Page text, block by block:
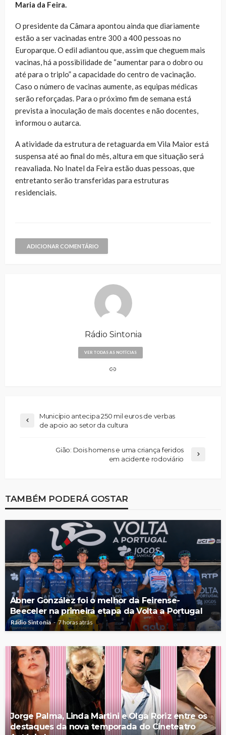
Maria da Feira.
O presidente da Câmara apontou ainda que diariamente
estão a ser vacinadas entre 300 a 400 pessoas no
Europarque. O edil adiantou que, assim que cheguem mais
vacinas, há a possibilidade de “aumentar para o dobro ou
até para o triplo” a capacidade do centro de vacinação.
Caso o número de vacinas aumente, as equipas médicas
serão reforçadas. Para o próximo fim de semana está
prevista a inoculação de mais docentes e não docentes,
informou o autarca.
A atividade da estrutura de retaguarda em Vila Maior está
suspensa até ao final do mês, altura em que situação será
reavaliada. No Inatel da Feira estão duas pessoas, que
entretanto serão transferidas para estruturas
residenciais.
ADICIONAR COMENTÁRIO
Rádio Sintonia
VER TODAS AS NOTÍCIAS
Município antecipa 250 mil euros de verbas
de apoio ao setor da cultura
Gião: Dois homens e uma criança feridos
em acidente rodoviário
TAMBÉM PODERÁ GOSTAR
Abner González foi o melhor da Feirense-
Beeceler na primeira etapa da Volta a Portugal
Rádio Sintonia 7 horas atrás
Jorge Palma, Linda Martini e Olga Roriz entre os
destaques da nova temporada do Cineteatro